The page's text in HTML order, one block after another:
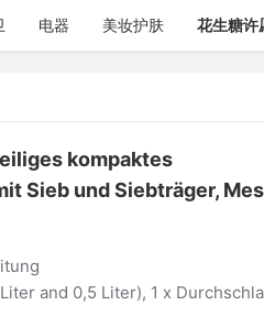
电器 美妆护肤 花生糖许
kompaktes
Sieb und Siebträger,
and 0,5 Liter), 1 x